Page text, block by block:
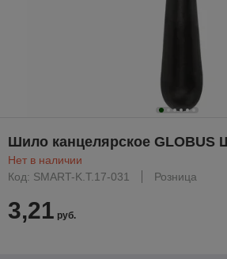
Шило канцелярское GLOBUS
Нет в наличии
Код: SMART-K.T.17-031
Розница
3,21 руб.